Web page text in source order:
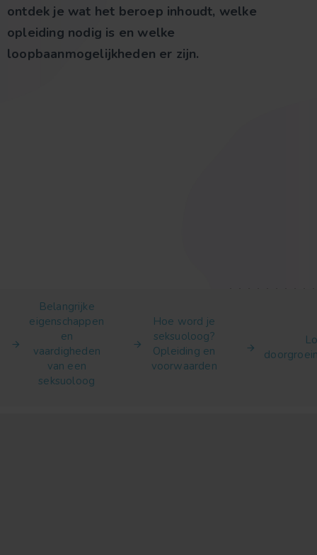
ontdek je wat het beroep inhoudt, welke
opleiding nodig is en welke
loopbaanmogelijkheden er zijn.
Belangrijke
eigenschappen
en
vaardigheden
van een
seksuoloog
Hoe word je
seksuoloog?
Opleiding en
voorwaarden